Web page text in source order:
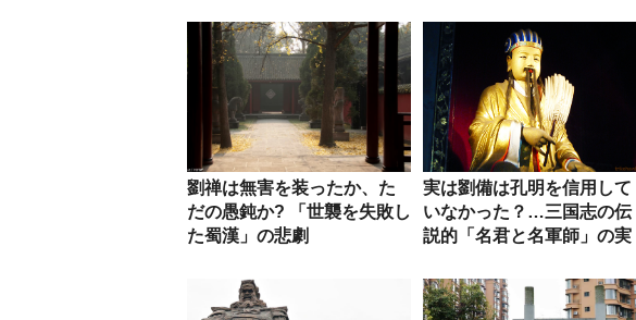
劉禅は無害を装ったか、た
だの愚鈍か? 「世襲を失敗し
た蜀漢」の悲劇
実は劉備は孔明を信用して
いなかった？…三国志の伝
説的「名君と名軍師」の実